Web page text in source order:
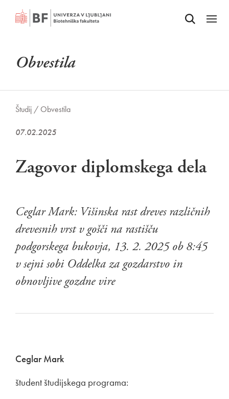
Odpri iskalnik
Odpri
Obvestila
Študij /Obvestila
07.02.2025
Zagovor diplomskega dela
Ceglar Mark: Višinska rast dreves različnih
drevesnih vrst v gošči na rastišču
podgorskega bukovja, 13. 2. 2025 ob 8:45
v sejni sobi Oddelka za gozdarstvo in
obnovljive gozdne vire
Ceglar Mark
študent študijskega programa: